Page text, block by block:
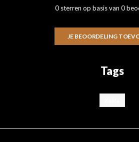
0 sterren op basis van 0
JE BEOORDELING
Tags